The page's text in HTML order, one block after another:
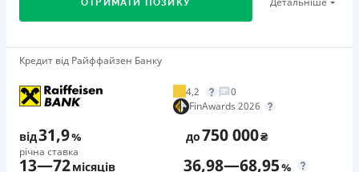
зобов’язання на 2-й день кожного факту такого
невиконання та/або неналежного виконання.
Детальніше читайте на сайті МФО.
Необхідні документи
Паспорт,ІПН
Вік
18 - 65 років
Переваги
ОТРИМАТИ ПОЗИКУ
🥇Переможець FinAwards 2026
Переможець FinAwards 2026 «Найкращий кредит
готівкою»
вiд 65%/рік до 500 000 ₴
Додаткова комісія за дострокове погашення
Кредит від Райффайзен Банку
4,2
0
FinAwards 2026
від31,9%
річна ставка
до750 000₴
13—72місяців 36,98—68,95%